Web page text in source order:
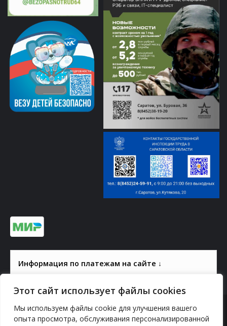
Этот сайт использует файлы cookies
Мы используем файлы cookie для улучшения вашего
опыта просмотра, обслуживания персонализированной
Информация по платежам на сайте ↓
© 2000-2026, ГАУК СОМ КВЦ